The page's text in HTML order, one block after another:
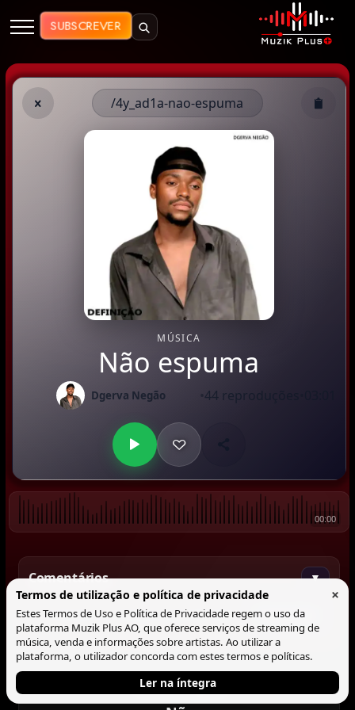
Muzik Plus AO - Streaming de
SUBSCREVER
/4y_ad1a-nao-espuma
MÚSICA
Não espuma
Dgerva Negão •44 reproduções
00:00
Comentários ▼
Comentar
Tocando agora
Termos de utilização e política de privacidade ×
Estes Termos de Uso e Política de Privacidade regem o uso da
plataforma Muzik Plus AO, que oferece serviços de streaming de
música, venda e informações sobre artistas. Ao utilizar a
plataforma, o utilizador concorda com estes termos e políticas.
Ler na íntegra